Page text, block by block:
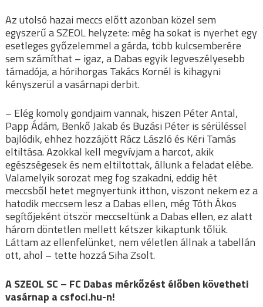
Az utolsó hazai meccs előtt azonban közel sem
egyszerű a SZEOL helyzete: még ha sokat is nyerhet egy
esetleges győzelemmel a gárda, több kulcsemberére
sem számíthat – igaz, a Dabas egyik legveszélyesebb
támadója, a hórihorgas Takács Kornél is kihagyni
kényszerül a vasárnapi derbit.
– Elég komoly gondjaim vannak, hiszen Péter Antal,
Papp Ádám, Benkő Jakab és Buzási Péter is sérüléssel
bajlódik, ehhez hozzájött Rácz László és Kéri Tamás
eltiltása. Azokkal kell megvívjam a harcot, akik
egészségesek és nem eltiltottak, állunk a feladat elébe.
Valamelyik sorozat meg fog szakadni, eddig hét
meccsből hetet megnyertünk itthon, viszont nekem ez a
hatodik meccsem lesz a Dabas ellen, még Tóth Ákos
segítőjeként ötször meccseltünk a Dabas ellen, ez alatt
három döntetlen mellett kétszer kikaptunk tőlük.
Láttam az ellenfelünket, nem véletlen állnak a tabellán
ott, ahol – tette hozzá Siha Zsolt.
A SZEOL SC – FC Dabas mérkőzést élőben követheti
vasárnap a csfoci.hu-n!